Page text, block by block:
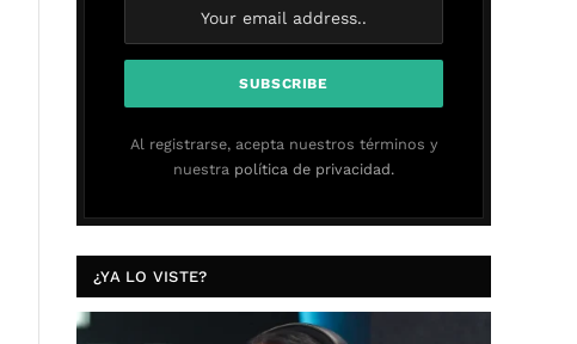
Al registrarse, acepta nuestros términos y
nuestra política de privacidad.
¿YA LO VISTE?